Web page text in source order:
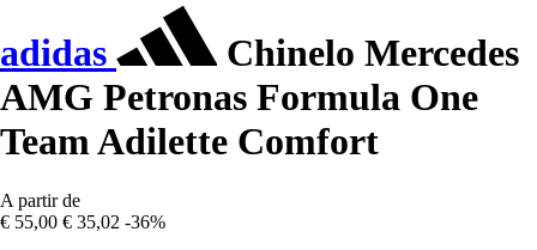
adidas
Chinelo Mercedes
AMG Petronas Formula One
Team Adilette Comfort
A partir de
€ 55,00 € 35,02 -36%